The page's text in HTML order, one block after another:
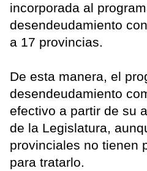
incorporada al
desendeudamiento
a 17 provincias.
De esta manera, el
desendeudamiento
efectivo a partir de su
de la Legislatura,
provinciales no tienen
para tratarlo.